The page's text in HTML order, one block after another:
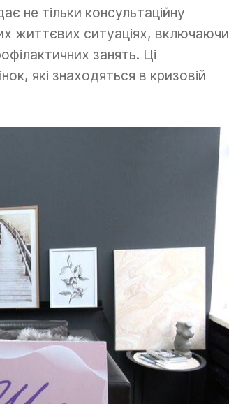
не тільки консультаційну
життєвих ситуаціях, включаючи
занять. Ці
які знаходяться в кризовій